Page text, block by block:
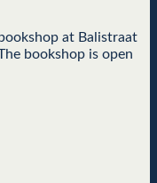
at Balistraat
bookshop is open